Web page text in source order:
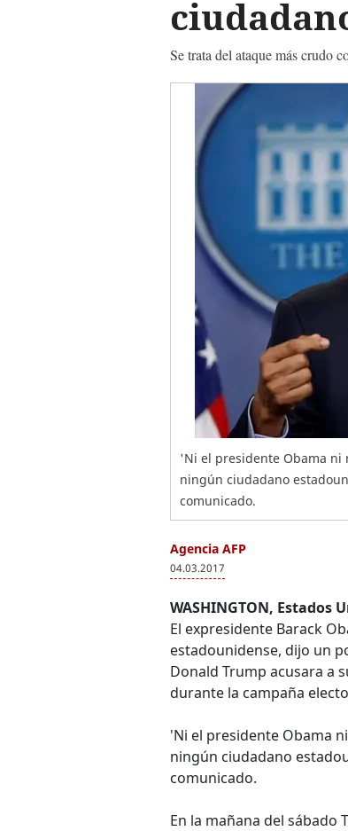
Se trata del ataque más crudo
'Ni el presidente Obama ni
ningún ciudadano
comunicado.
Agencia AFP
04.03.2017
WASHINGTON, Estados
El expresidente Barack
estadounidense, dijo un
Donald Trump acusara a
durante la campaña
'Ni el presidente Obama
ningún ciudadano
comunicado.
En la mañana del sábado